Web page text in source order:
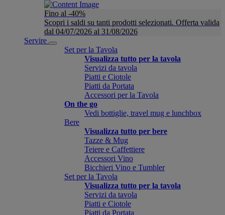
Fino al -40%
Scopri i saldi su tanti prodotti selezionati. Offerta valida
dal 04/07/2026 al 31/08/2026
Servire
Set per la Tavola
Visualizza tutto per la tavola
Servizi da tavola
Piatti e Ciotole
Piatti da Portata
Accessori per la Tavola
On the go
Vedi bottiglie, travel mug e lunchbox
Bere
Visualizza tutto per bere
Tazze & Mug
Teiere e Caffettiere
Accessori Vino
Bicchieri Vino e Tumbler
Set per la Tavola
Visualizza tutto per la tavola
Servizi da tavola
Piatti e Ciotole
Piatti da Portata